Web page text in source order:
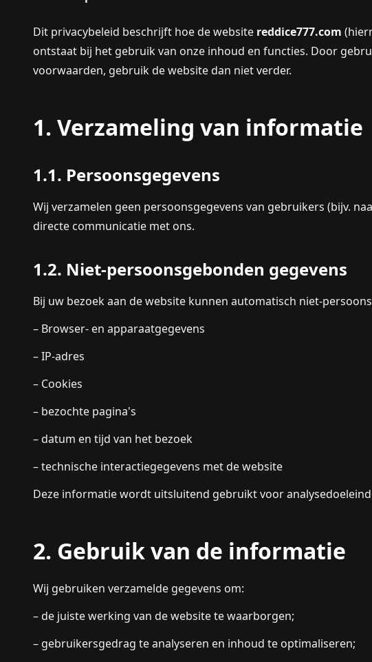
Dit privacybeleid beschrijft hoe de website reddice777.com
ontstaat bij het gebruik van onze inhoud en functies. Door
voorwaarden, gebruik de website dan niet verder.
1. Verzameling van informatie
1.1. Persoonsgegevens
Wij verzamelen geen persoonsgegevens van gebruikers (bijv.
directe communicatie met ons.
1.2. Niet-persoonsgebonden gegevens
Bij uw bezoek aan de website kunnen automatisch niet-
– Browser- en apparaatgegevens
– IP-adres
– Cookies
– bezochte pagina's
– datum en tijd van het bezoek
– technische interactiegegevens met de website
Deze informatie wordt uitsluitend gebruikt voor
2. Gebruik van de informatie
Wij gebruiken verzamelde gegevens om:
– de juiste werking van de website te waarborgen;
– gebruikersgedrag te analyseren en inhoud te optimaliseren;